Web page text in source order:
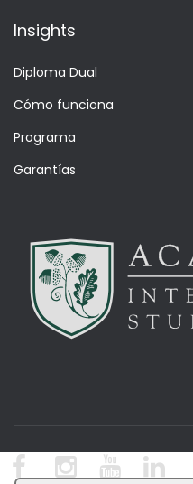
Insights
Diploma Dual
Cómo funciona
Programa
Garantías
© Academica Blog